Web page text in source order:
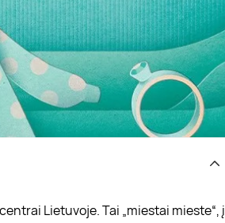
Lietuvoje. Tai „miestai mieste“, į